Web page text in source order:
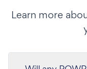
Learn more